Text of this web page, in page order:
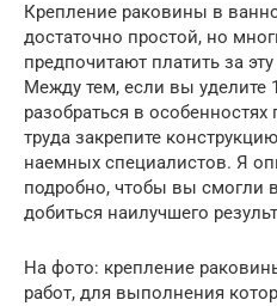
Крепление раковины в
достаточно простой, но
предпочитают платить за
Между тем, если вы уделите
разобраться в особенностях
труда закрепите
наемных специалистов. Я
подробно, чтобы вы смогли
добиться наилучшего
На фото: крепление
работ, для выполнения